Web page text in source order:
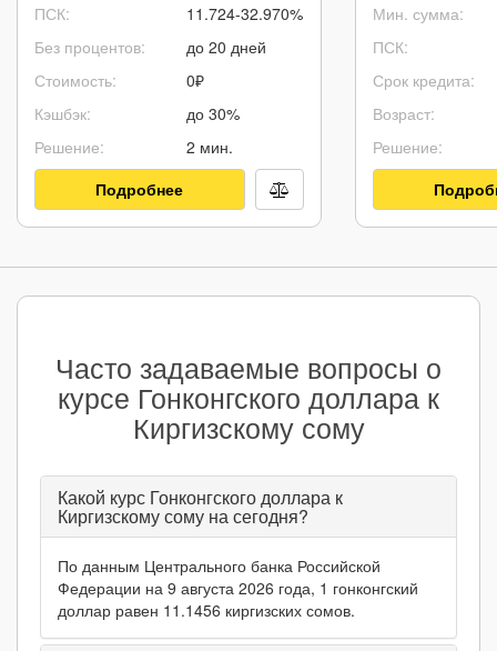
ПСК:
Без процентов:
Стоимость:
Кэшбэк:
Решение:
11.724-32.970%
до 20 дней
0₽
до 30%
2 мин.
Подробнее
Мин. сумма:
ПСК:
Срок кредита:
Возраст:
Решение:
Часто задаваемые вопросы о
курсе Гонконгского доллара к
Киргизскому сому
Какой курс Гонконгского доллара к
Киргизскому сому на сегодня?
По данным Центрального банка Российской
Федерации на 9 августа 2026 года, 1 гонконгский
доллар равен 11.1456 киргизских сомов.